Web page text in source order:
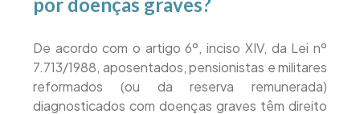
De acordo com o artigo 6º, inciso XIV, da Lei nº
7.713/1988, aposentados, pensionistas e militares
reformados (ou da reserva remunerada)
diagnosticados com doenças graves têm direito